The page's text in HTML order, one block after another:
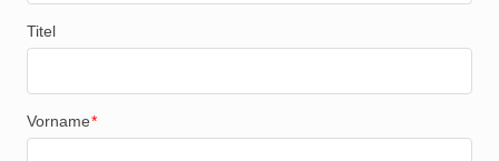
Titel
Vorname*